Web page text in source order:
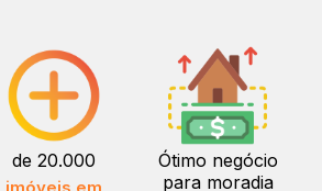
de 20.000
Ótimo negócio
para moradia